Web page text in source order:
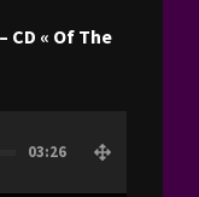
« Of The
03:26